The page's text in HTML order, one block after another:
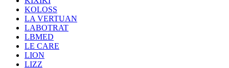
KOLOSS
LA VERTUAN
LABOTRAT
LBMED
LE CARE
LION
LIZZ